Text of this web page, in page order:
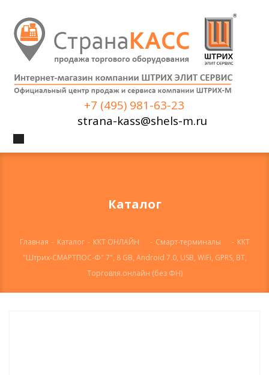
+7 (495) 981-63-23
strana-kass@shels-m.ru
Каталог
Главная - Каталог - ККТ ОНЛАЙН - Смарт-терминалы - ККТ
"Штрих-СМАРТПОС-Ф" 7", 8 GB, Android 7.0, USB, WiFi, GPRS, BT,
Торговля.онлайн (без ФН)